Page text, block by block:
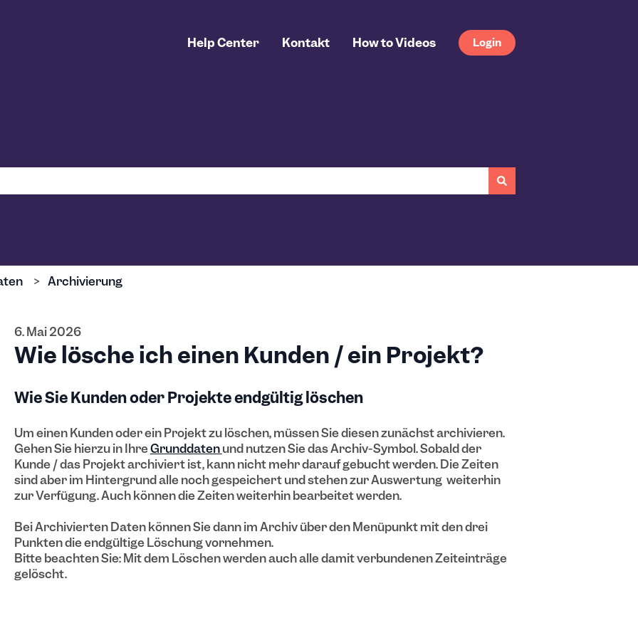
Help Center Kontakt How to Videos Login
Archivierung
6. Mai 2026
Wie lösche ich einen Kunden / ein Projekt?
Wie Sie Kunden oder Projekte endgültig löschen
Um einen Kunden oder ein Projekt zu löschen, müssen Sie diesen zunächst archivieren.
Gehen Sie hierzu in IhreGrunddatenund nutzen Sie das Archiv-Symbol. Sobald der
Kunde / das Projekt archiviert ist, kann nicht mehr darauf gebucht werden. Die Zeiten
sind aber im Hintergrund alle noch gespeichert und stehen zur Auswertung weiterhin
zur Verfügung. Auch können die Zeiten weiterhin bearbeitet werden.
Bei Archivierten Daten können Sie dann im Archiv über den Menüpunkt mit den drei
Punkten die endgültige Löschung vornehmen.
Bitte beachten Sie: Mit dem Löschen werden auch alle damit verbundenen Zeiteinträge
gelöscht.